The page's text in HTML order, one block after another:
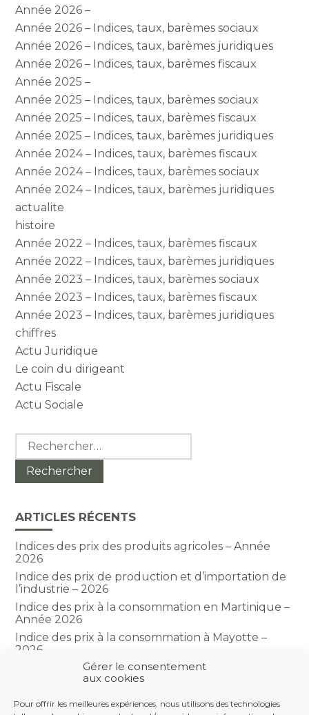
Gérer le consentement
aux cookies
Pour offrir les meilleures expériences, nous utilisons des technologies
Année 2026 –
Année 2026 – Indices, taux, barèmes sociaux
Année 2026 – Indices, taux, barèmes juridiques
Année 2026 – Indices, taux, barèmes fiscaux
Année 2025 –
Année 2025 – Indices, taux, barèmes sociaux
Année 2025 – Indices, taux, barèmes fiscaux
Année 2025 – Indices, taux, barèmes juridiques
Année 2024 – Indices, taux, barèmes fiscaux
Année 2024 – Indices, taux, barèmes sociaux
Année 2024 – Indices, taux, barèmes juridiques
actualite
histoire
Année 2022 – Indices, taux, barèmes fiscaux
Année 2022 – Indices, taux, barèmes juridiques
Année 2023 – Indices, taux, barèmes sociaux
Année 2023 – Indices, taux, barèmes fiscaux
Année 2023 – Indices, taux, barèmes juridiques
chiffres
Actu Juridique
Le coin du dirigeant
Actu Fiscale
Actu Sociale
Rechercher :
ARTICLES RÉCENTS
Indices des prix des produits agricoles – Année
2026
Indice des prix de production et d’importation de
l’industrie – 2026
Indice des prix à la consommation en Martinique –
Année 2026
Indice des prix à la consommation à Mayotte –
2026
Indice du climat des affaires dans le BTP – Année